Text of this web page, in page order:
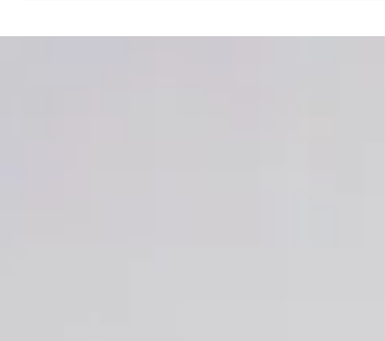
vivere quotidiano...